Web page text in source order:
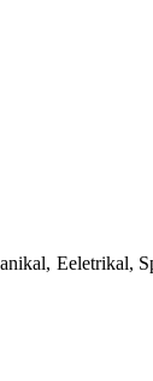
Eeletrikal,